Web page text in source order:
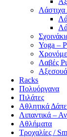
Yoga –
Λαβές
Racks
Πολυόργανα
Πιλάτες
Αθλητικά
Λιπαντικά –
Αθλήματα
Τροχαλίες /